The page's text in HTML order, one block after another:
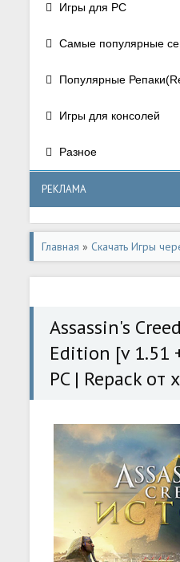
Игры для PC
Самые популярные
Популярные
Игры для консолей
Разное
РЕКЛАМА
Главная » Скачать Игры
РПГ/RPG,Приключения/
Assassin's
Edition [v 1.51
PC | Repack от